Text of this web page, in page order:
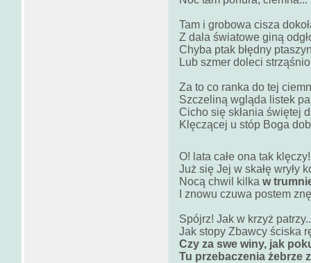
Tam i grobowa cisza
Z dala światowe giną
Chyba ptak błędny
Lub szmer doleci
Za to co ranka do tej
Szczeliną wgląda listek
Cicho się skłania świętej
Klęczącej u stóp Boga
O! lata całe ona tak
Już się Jej w skałę wryły
Nocą chwil kilka w
I znowu czuwa postem
Spójrz! Jak w krzyż
Jak stopy Zbawcy ściska
Czy za swe winy, jak
Tu przebaczenia żebrze